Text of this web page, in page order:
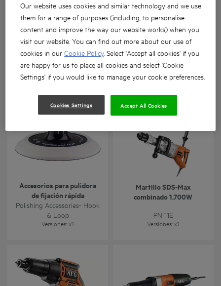
Autoalimentador de
tornillos para
atornilladoras para placa
de yeso
BTS-BSA
Brocas para piedra
Masonry Drill Bits
Accesorios para pulidora
de fijación rápida
Polishing Accessories- Hook
& Loop
Versiones: x1
Martillo SDS-Max
combinado 1.700W
PN 11E
Versiones: x1
Our website uses cookies and similar technology and we use
them for a range of purposes (including, to personalise
content and improve the way our website works) when you
visit our website. You can find out more about our use of
cookies in ourCookie Policy. Select 'Accept all cookies' if you
are happy for us to place all cookies and select 'Cookie
Settings' if you would like to manage your cookie preferences.
Cookies Settings Accept All Cookies